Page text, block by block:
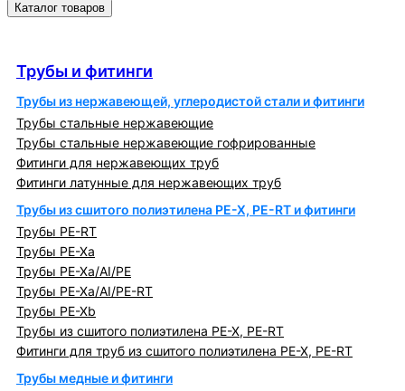
Каталог товаров
Трубы и фитинги
Трубы из нержавеющей, углеродистой стали и фитинги
Трубы стальные нержавеющие
Трубы стальные нержавеющие гофрированные
Фитинги для нержавеющих труб
Фитинги латунные для нержавеющих труб
Трубы из сшитого полиэтилена PE-X, PE-RT и фитинги
Трубы PE-RT
Трубы PE-Xa
Трубы PE-Xa/AI/PE
Трубы PE-Xa/AI/PE-RT
Трубы PE-Xb
Трубы из сшитого полиэтилена PE-X, PE-RT
Фитинги для труб из сшитого полиэтилена PE-X, PE-RT
Трубы медные и фитинги